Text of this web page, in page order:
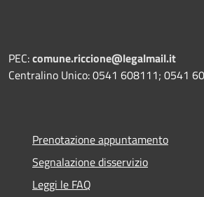
PEC:comune.riccione@legalmail.it
Centralino Unico: 0541 608111; 0541
Prenotazione appuntamento
Segnalazione disservizio
Leggi le FAQ